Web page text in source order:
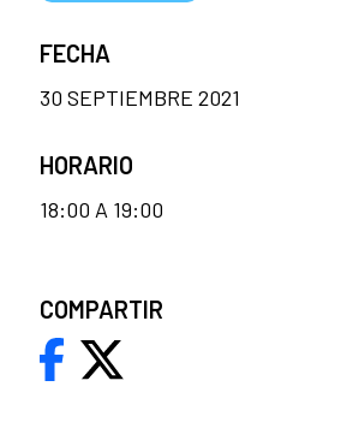
FECHA
30 SEPTIEMBRE 2021
HORARIO
18:00 A 19:00
COMPARTIR